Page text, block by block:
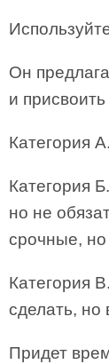
Он
и
Категория
Категория
но не
срочные,
Категория
сделать,
Придет